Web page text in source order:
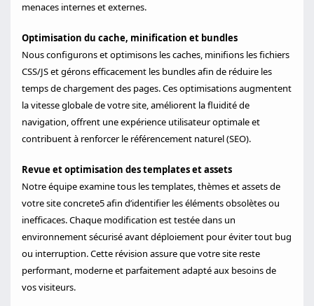
menaces internes et externes.
Optimisation du cache, minification et bundles
Nous configurons et optimisons les caches, minifions les fichiers
CSS/JS et gérons efficacement les bundles afin de réduire les
temps de chargement des pages. Ces optimisations augmentent
la vitesse globale de votre site, améliorent la fluidité de
navigation, offrent une expérience utilisateur optimale et
contribuent à renforcer le référencement naturel (SEO).
Revue et optimisation des templates et assets
Notre équipe examine tous les templates, thèmes et assets de
votre site concrete5 afin d’identifier les éléments obsolètes ou
inefficaces. Chaque modification est testée dans un
environnement sécurisé avant déploiement pour éviter tout bug
ou interruption. Cette révision assure que votre site reste
performant, moderne et parfaitement adapté aux besoins de
vos visiteurs.